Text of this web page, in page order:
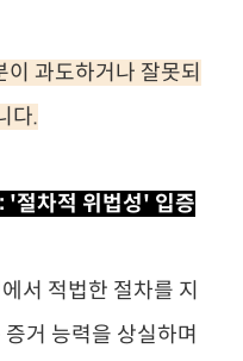
과도하거나 잘못되
다.
'절차적 위법성' 입증
서 적법한 절차를 지
거 능력을 상실하며